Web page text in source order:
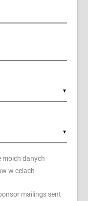
▼
▼
moich danych
w celach
mailings sent